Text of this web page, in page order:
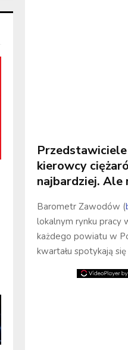
kierowcy
najbardziej. Ale
Barometr Zawodów (
lokalnym rynku pracy
każdego powiatu w
kwartału spotykają